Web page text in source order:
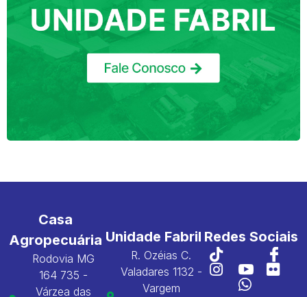
Casa
Agropecuária
Rodovia MG
164 735 -
Várzea das
Unidade Fabril
R. Ozéias C.
Valadares 1132 -
Vargem
Redes Sociais